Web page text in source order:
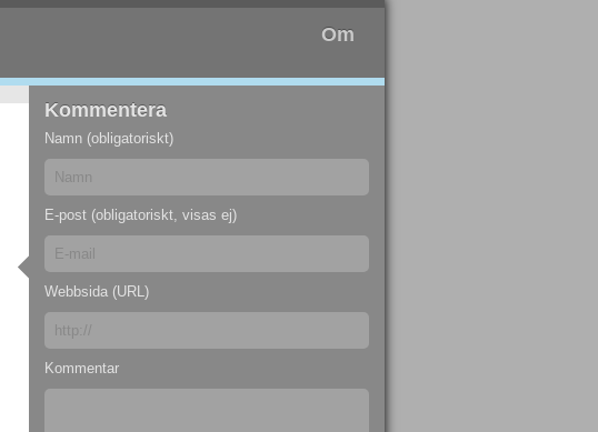
Om
Kommentera
Namn (obligatoriskt)
E-post (obligatoriskt, visas ej)
Webbsida (URL)
Kommentar